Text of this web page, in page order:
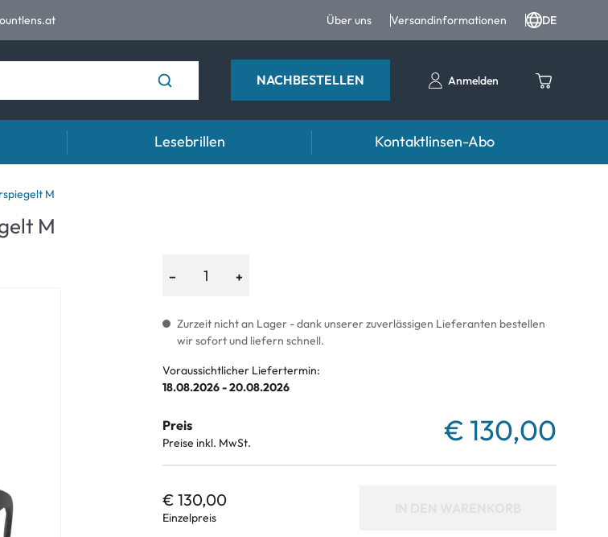
Über uns Versandinformationen DE
NACHBESTELLEN Anmelden
Lösungen für Kontaktlinsen
Lösungen für Kontaktlinsen
Lesebrillen Kontaktlinsen-Abo
M
M
− +
Zurzeit nicht an Lager - dank unserer zuverlässigen Lieferanten bestellen
wir sofort und liefern schnell.
Voraussichtlicher Liefertermin:
18.08.2026 - 20.08.2026
Preis
Preise inkl. MwSt. € 130,00
€ 130,00
Einzelpreis